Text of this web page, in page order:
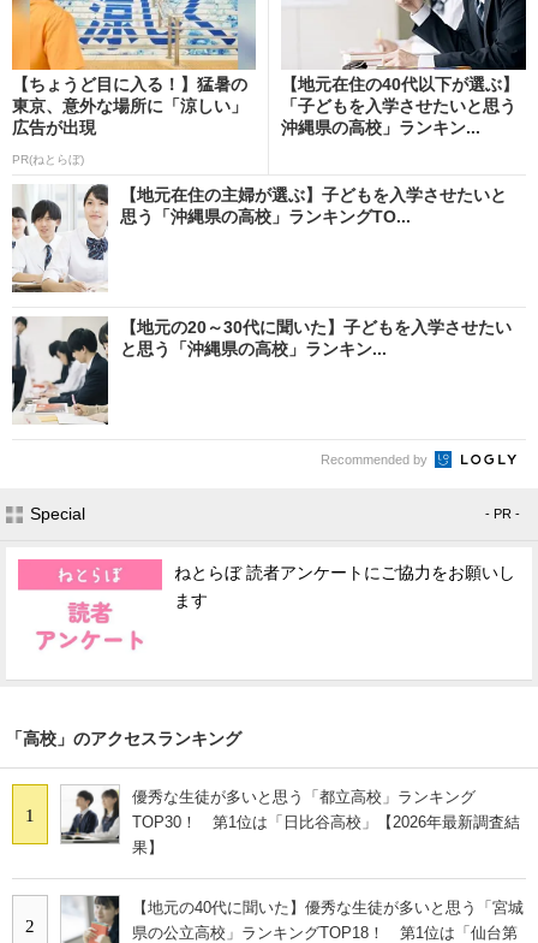
【ちょうど目に入る！】猛暑の
東京、意外な場所に「涼しい」
広告が出現
PR(ねとらぼ)
【地元在住の40代以下が選ぶ】
「子どもを入学させたいと思う
沖縄県の高校」ランキン...
【地元在住の主婦が選ぶ】子どもを入学させたいと
思う「沖縄県の高校」ランキングTO...
【地元の20～30代に聞いた】子どもを入学させたい
と思う「沖縄県の高校」ランキン...
Recommended by
Special - PR -
ねとらぼ 読者アンケートにご協力をお願いし
ます
「高校」のアクセスランキング
1
優秀な生徒が多いと思う「都立高校」ランキング
TOP30！ 第1位は「日比谷高校」【2026年最新調査結
果】
2
【地元の40代に聞いた】優秀な生徒が多いと思う「宮城
県の公立高校」ランキングTOP18！ 第1位は「仙台第